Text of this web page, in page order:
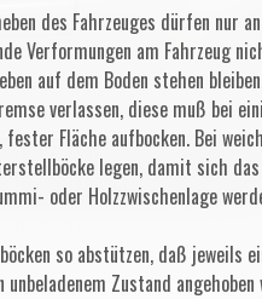
des Fahrzeuges dürfen nur
Verformungen am Fahrzeug
auf dem Boden stehen
verlassen, diese muß bei
fester Fläche aufbocken. Bei
legen, damit sich
oder Holzzwischenlage
so abstützen, daß jeweils
Zustand angehoben